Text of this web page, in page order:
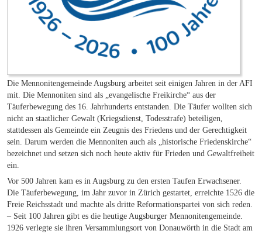
Die Mennonitengemeinde Augsburg arbeitet seit einigen Jahren in der AFI
mit. Die Mennoniten sind als „evangelische Freikirche“ aus der
Täuferbewegung des 16. Jahrhunderts entstanden. Die Täufer wollten sich
nicht an staatlicher Gewalt (Kriegsdienst, Todesstrafe) beteiligen,
stattdessen als Gemeinde ein Zeugnis des Friedens und der Gerechtigkeit
sein. Darum werden die Mennoniten auch als „historische Friedenskirche“
bezeichnet und setzen sich noch heute aktiv für Frieden und Gewaltfreiheit
ein.
Vor 500 Jahren kam es in Augsburg zu den ersten Taufen Erwachsener.
Die Täuferbewegung, im Jahr zuvor in Zürich gestartet, erreichte 1526 die
Freie Reichsstadt und machte als dritte Reformationspartei von sich reden.
– Seit 100 Jahren gibt es die heutige Augsburger Mennonitengemeinde.
1926 verlegte sie ihren Versammlungsort von Donauwörth in die Stadt am